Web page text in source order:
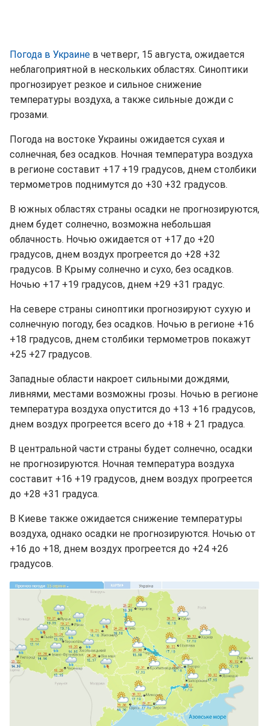
Погода в Украине в четверг, 15 августа, ожидается
неблагоприятной в нескольких областях. Синоптики
прогнозирует резкое и сильное снижение
температуры воздуха, а также сильные дожди с
грозами.
Погода на востоке Украины ожидается сухая и
солнечная, без осадков. Ночная температура воздуха
в регионе составит +17 +19 градусов, днем столбики
термометров поднимутся до +30 +32 градусов.
В южных областях страны осадки не прогнозируются,
днем будет солнечно, возможна небольшая
облачность. Ночью ожидается от +17 до +20
градусов, днем воздух прогреется до +28 +32
градусов. В Крыму солнечно и сухо, без осадков.
Ночью +17 +19 градусов, днем +29 +31 градус.
На севере страны синоптики прогнозируют сухую и
солнечную погоду, без осадков. Ночью в регионе +16
+18 градусов, днем столбики термометров покажут
+25 +27 градусов.
Западные области накроет сильными дождями,
ливнями, местами возможны грозы. Ночью в регионе
температура воздуха опустится до +13 +16 градусов,
днем воздух прогреется всего до +18 + 21 градуса.
В центральной части страны будет солнечно, осадки
не прогнозируются. Ночная температура воздуха
составит +16 +19 градусов, днем воздух прогреется
до +28 +31 градуса.
В Киеве также ожидается снижение температуры
воздуха, однако осадки не прогнозируются. Ночью от
+16 до +18, днем воздух прогреется до +24 +26
градусов.